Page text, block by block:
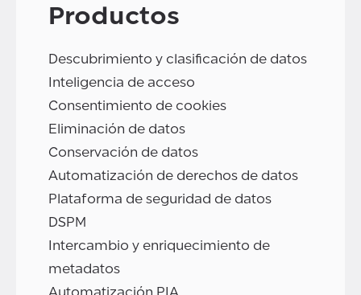
Productos
Descubrimiento y clasificación de datos
Inteligencia de acceso
Consentimiento de cookies
Eliminación de datos
Conservación de datos
Automatización de derechos de datos
Plataforma de seguridad de datos
DSPM
Intercambio y enriquecimiento de
metadatos